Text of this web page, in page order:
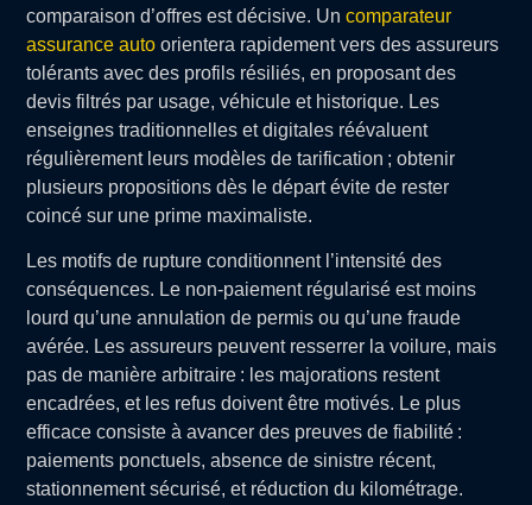
comparaison d’offres est décisive. Uncomparateur
assurance auto orientera rapidement vers des assureurs
tolérants avec des profils résiliés, en proposant des
devis filtrés par usage, véhicule et historique. Les
enseignes traditionnelles et digitales réévaluent
régulièrement leurs modèles de tarification ; obtenir
plusieurs propositions dès le départ évite de rester
coincé sur une prime maximaliste.
Les motifs de rupture conditionnent l’intensité des
conséquences. Le non-paiement régularisé est moins
lourd qu’une annulation de permis ou qu’une fraude
avérée. Les assureurs peuvent resserrer la voilure, mais
pas de manière arbitraire : les majorations restent
encadrées, et les refus doivent être motivés. Le plus
efficace consiste à avancer des preuves de fiabilité :
paiements ponctuels, absence de sinistre récent,
stationnement sécurisé, et réduction du kilométrage.